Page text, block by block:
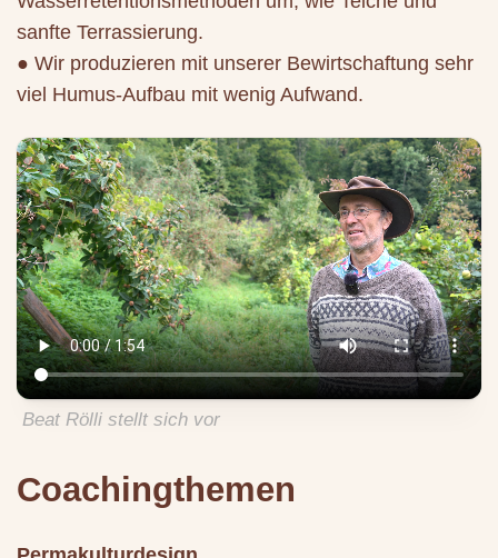
sanfte Terrassierung.
● Wir produzieren mit unserer Bewirtschaftung sehr
viel Humus-Aufbau mit wenig Aufwand.
Beat Rölli stellt sich vor
Coachingthemen